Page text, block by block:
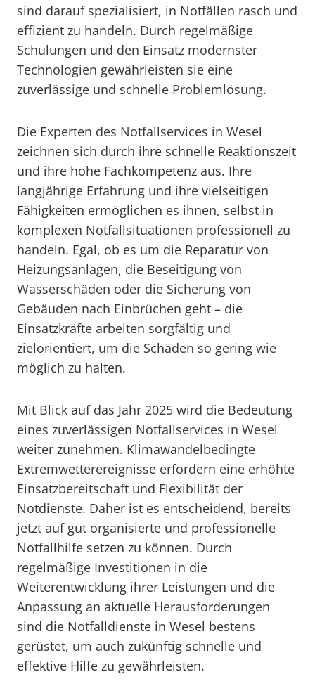
sind darauf spezialisiert, in Notfällen rasch und
effizient zu handeln. Durch regelmäßige
Schulungen und den Einsatz modernster
Technologien gewährleisten sie eine
zuverlässige und schnelle Problemlösung.
Die Experten des Notfallservices in Wesel
zeichnen sich durch ihre schnelle Reaktionszeit
und ihre hohe Fachkompetenz aus. Ihre
langjährige Erfahrung und ihre vielseitigen
Fähigkeiten ermöglichen es ihnen, selbst in
komplexen Notfallsituationen professionell zu
handeln. Egal, ob es um die Reparatur von
Heizungsanlagen, die Beseitigung von
Wasserschäden oder die Sicherung von
Gebäuden nach Einbrüchen geht – die
Einsatzkräfte arbeiten sorgfältig und
zielorientiert, um die Schäden so gering wie
möglich zu halten.
Mit Blick auf das Jahr 2025 wird die Bedeutung
eines zuverlässigen Notfallservices in Wesel
weiter zunehmen. Klimawandelbedingte
Extremwetterereignisse erfordern eine erhöhte
Einsatzbereitschaft und Flexibilität der
Notdienste. Daher ist es entscheidend, bereits
jetzt auf gut organisierte und professionelle
Notfallhilfe setzen zu können. Durch
regelmäßige Investitionen in die
Weiterentwicklung ihrer Leistungen und die
Anpassung an aktuelle Herausforderungen
sind die Notfalldienste in Wesel bestens
gerüstet, um auch zukünftig schnelle und
effektive Hilfe zu gewährleisten.